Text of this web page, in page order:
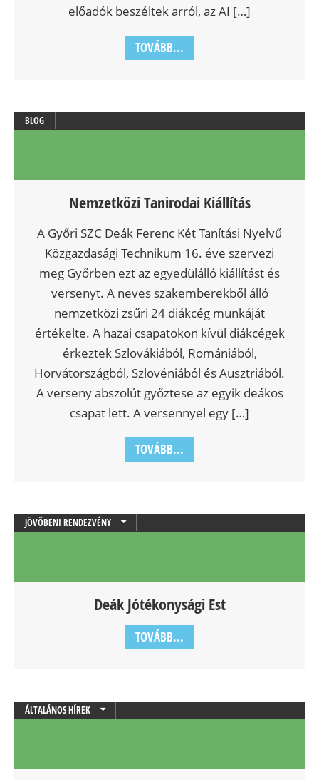
előadók beszéltek arról, az AI […]
TOVÁBB...
BLOG
Nemzetközi Tanirodai Kiállítás
A Győri SZC Deák Ferenc Két Tanítási Nyelvű
Közgazdasági Technikum 16. éve szervezi
meg Győrben ezt az egyedülálló kiállítást és
versenyt. A neves szakemberekből álló
nemzetközi zsűri 24 diákcég munkáját
értékelte. A hazai csapatokon kívül diákcégek
érkeztek Szlovákiából, Romániából,
Horvátországból, Szlovéniából és Ausztriából.
A verseny abszolút győztese az egyik deákos
csapat lett. A versennyel egy […]
TOVÁBB...
JÖVŐBENI RENDEZVÉNY
Deák Jótékonysági Est
TOVÁBB...
ÁLTALÁNOS HÍREK